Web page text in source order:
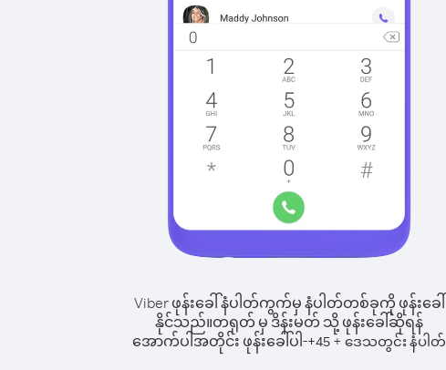
Viber ဖုန်းခေါ်နံပါတ်ကွက်မှ နံပါတ်တစ်ခုကို ဖုန်းခေါ်
နိုင်သည်။တရုတ် မှ ဒိန်းမတ် သို့ ဖုန်းခေါ်ဆိုရန်
အောက်ပါအတိုင်း ဖုန်းခေါ်ပါ-+45 + ဒေသတွင်း နံပါတ်